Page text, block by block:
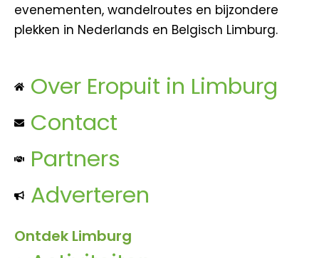
evenementen, wandelroutes en bijzondere
plekken in Nederlands en Belgisch Limburg.
Over Eropuit in Limburg
Contact
Partners
Adverteren
Ontdek Limburg